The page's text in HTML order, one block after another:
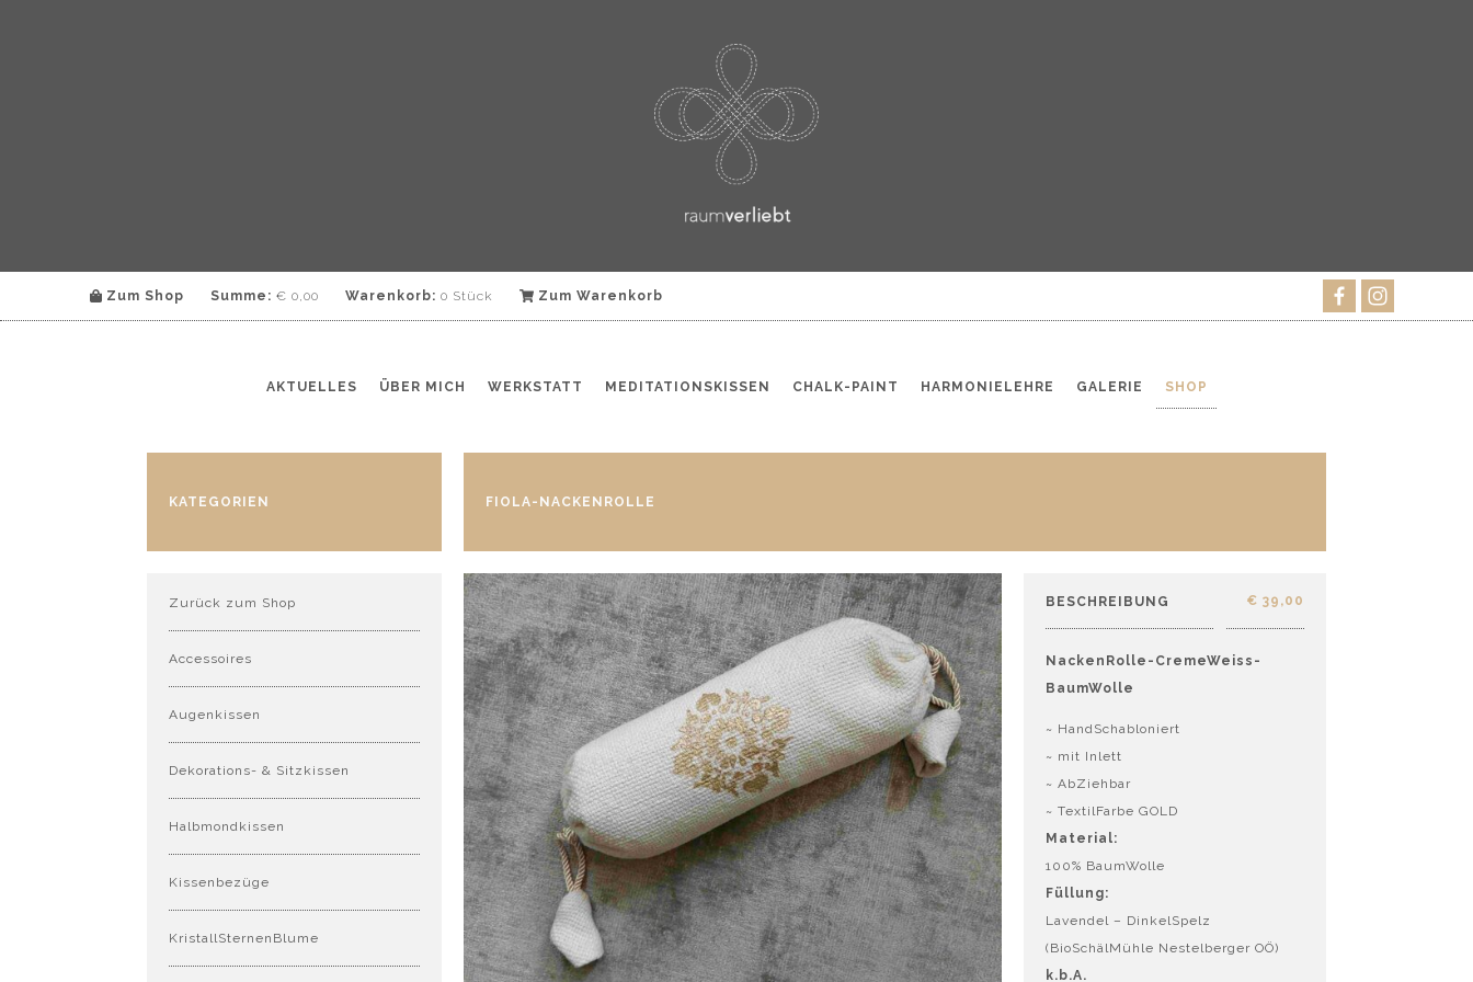
Zum Shop Summe: € 0,00 Warenkorb: 0 Stück Zum Warenkorb
AKTUELLES ÜBER MICH WERKSTATT MEDITATIONSKISSEN CHALK-PAINT HARMONIELEHRE GALERIE SHOP
KATEGORIEN
Zurück zum Shop
Accessoires
Augenkissen
Dekorations- & Sitzkissen
Halbmondkissen
Kissenbezüge
KristallSternenBlume
FIOLA-NACKENROLLE
BESCHREIBUNG € 39,00
NackenRolle-CremeWeiss-
BaumWolle
~ HandSchabloniert
~ mit Inlett
~ AbZiehbar
~ TextilFarbe GOLD
Material:
100% BaumWolle
Füllung:
Lavendel – DinkelSpelz
(BioSchälMühle Nestelberger OÖ)
k.b.A.